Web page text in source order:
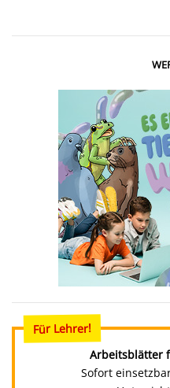
Für Lehrer!
Arbeitsblätter
Sofort